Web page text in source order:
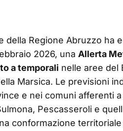
della Regione Abruzzo ha
2026, una Allerta
a temporali nelle aree del
Marsica. Le previsioni
e nei comuni afferenti
Pescasseroli e
conformazione